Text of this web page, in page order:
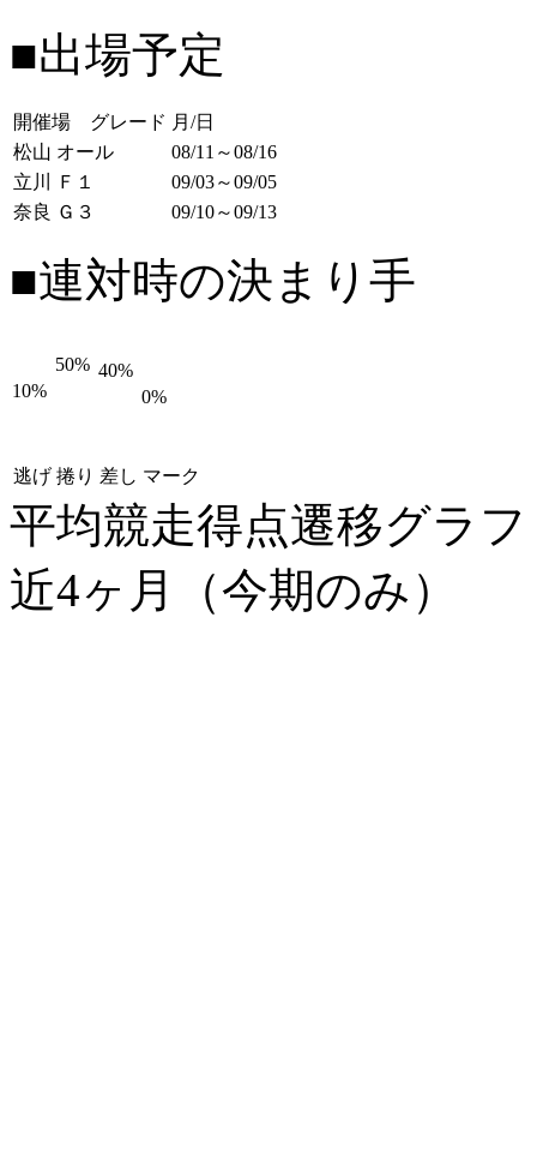
■出場予定
開催場 グレード 月/日
松山 オール
08/11～08/16
立川 Ｆ１
09/03～09/05
奈良 Ｇ３
09/10～09/13
■連対時の決まり手
10%
50% 40%
0%
逃げ 捲り 差し マーク
平均競走得点遷移グラ
近4ヶ月（今期のみ）